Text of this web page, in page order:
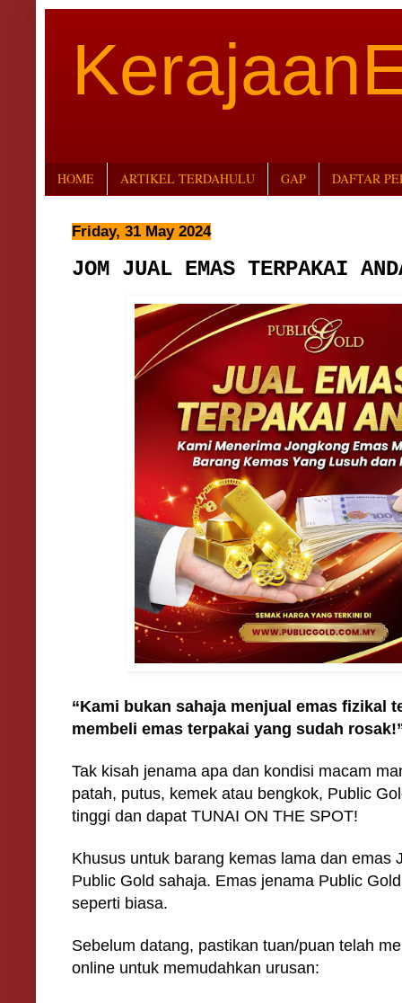
HOME ARTIKEL TERDAHULU GAP DAFTAR
Friday, 31 May 2024
JOM JUAL EMAS TERPAKAI
“Kami bukan sahaja menjual emas fizikal
membeli emas terpakai yang sudah
Tak kisah jenama apa dan kondisi macam
patah, putus, kemek atau bengkok, Public
tinggi dan dapat TUNAI ON THE SPOT!
Khusus untuk barang kemas lama dan emas
Public Gold sahaja. Emas jenama Public
seperti biasa.
Sebelum datang, pastikan tuan/puan telah
online untuk memudahkan urusan: